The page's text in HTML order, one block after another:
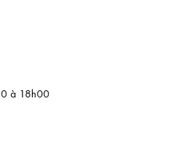
à 18h00